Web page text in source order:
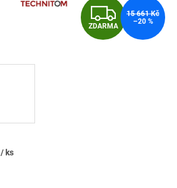
Z
D
ZDARMA
15 661 Kč
–20 %
/ ks